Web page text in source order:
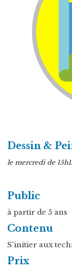
Dessin &
le mercredi de
Public
à partir de 5 ans
Contenu
S'initier aux
Prix